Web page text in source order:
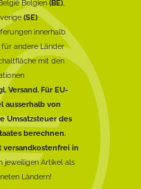
Belgien (BE),
(SE)
innerhalb
andere Länder
mit den
Versand. Für EU-
ausserhalb von
Umsatzsteuer des
berechnen.
versandkostenfrei in
jeweiligen Artikel als
Ländern!